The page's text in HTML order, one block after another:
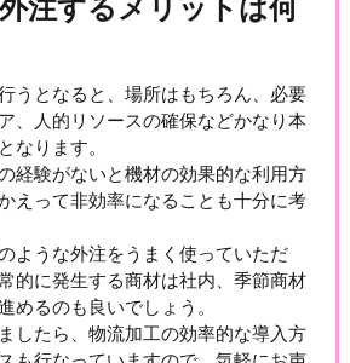
うとなると、場所はもちろん、必要
、人的リソースの確保などかなり本
なります。
経験がないと機材の効果的な利用方
えって非効率になることも十分に考
ような外注をうまく使っていただ
的に発生する商材は社内、季節商材
めるのも良いでしょう。
したら、物流加工の効率的な導入方